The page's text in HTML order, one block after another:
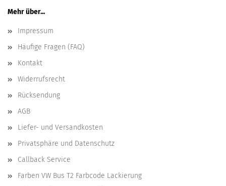
Mehr über...
Impressum
Häufige Fragen (FAQ)
Kontakt
Widerrufsrecht
Rücksendung
AGB
Liefer- und Versandkosten
Privatsphäre und Datenschutz
Callback Service
Farben VW Bus T2 Farbcode Lackierung